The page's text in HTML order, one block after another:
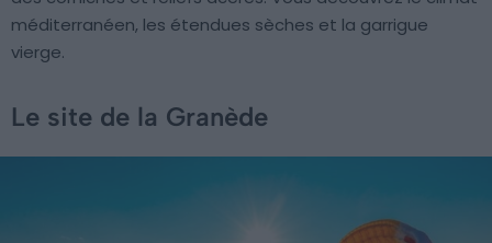
méditerranéen, les étendues sèches et la garrigue
vierge.
Le site de la Granède